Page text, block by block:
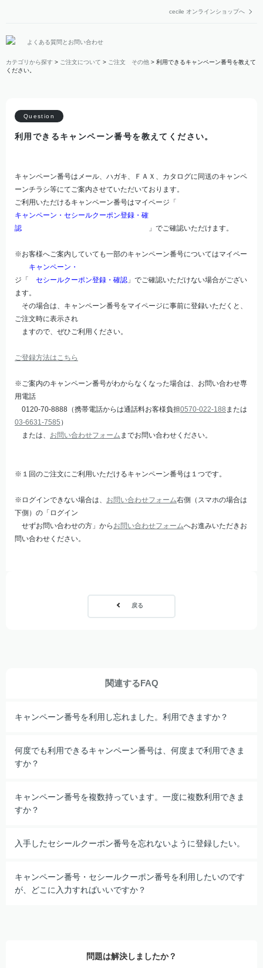
cecile オンラインショップへ
よくある質問とお問い合わせ
カテゴリから探す > ご注文について > ご注文 その他 > 利用できるキャンペーン番号を教えて
ください。
利用できるキャンペーン番号を教えてください。
キャンペーン番号はメール、ハガキ、ＦＡＸ、カタログに同送のキャンペ
ーンチラシ等にてご案内させていただいております。
ご利用いただけるキャンペーン番号はマイページ「
キャンペーン・セシールクーポン登録・確
認
」でご確認いただけます。
※お客様へご案内していても一部のキャンペーン番号についてはマイペー
ジ「
キャンペーン・
セシールクーポン登録・確認 」でご確認いただけない場合がござい
ます。
その場合は、キャンペーン番号をマイページに事前に登録いただくと、
ご注文時に表示され
ますので、ぜひご利用ください。
ご登録方法はこちら
※ご案内のキャンペーン番号がわからなくなった場合は、お問い合わせ専
用電話
0120-70-8888（携帯電話からは通話料お客様負担0570-022-188 または
03-6631-7585 ）
または、 お問い合わせフォーム までお問い合わせください。
※１回のご注文にご利用いただけるキャンペーン番号は１つです。
※ログインできない場合は、 お問い合わせフォーム右側（スマホの場合は
下側）の「ログイン
せずお問い合わせの方」から お問い合わせフォームへお進みいただきお
問い合わせください。
戻る
関連するFAQ
キャンペーン番号を利用し忘れました。利用できますか？
何度でも利用できるキャンペーン番号は、何度まで利用できま
すか？
キャンペーン番号を複数持っています。一度に複数利用できま
すか？
入手したセシールクーポン番号を忘れないように登録したい。
キャンペーン番号・セシールクーポン番号を利用したいのです
が、どこに入力すればいいですか？
問題は解決しましたか？